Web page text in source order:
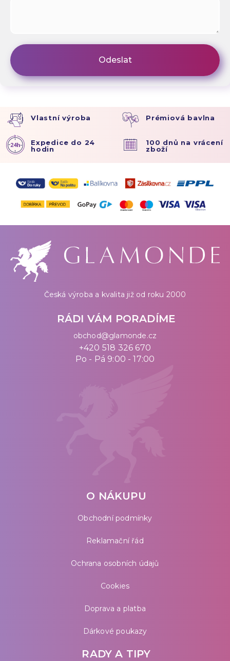
Vlastní výroba Prémiová bavlna
Expedice do 24
hodin
100 dnů na vrácení
zboží
Česká výroba a kvalita již od roku 2000
RÁDI VÁM PORADÍME
obchod@glamonde.cz
+420 518 326 670
Po - Pá 9:00 - 17:00
O NÁKUPU
Obchodní podmínky
Reklamační řád
Ochrana osobních údajů
Cookies
Doprava a platba
Dárkové poukazy
RADY A TIPY